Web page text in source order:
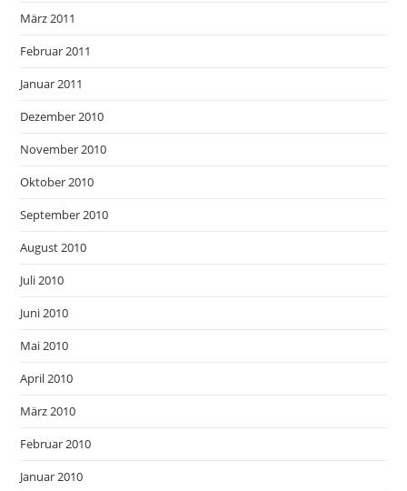
März 2011
Februar 2011
Januar 2011
Dezember 2010
November 2010
Oktober 2010
September 2010
August 2010
Juli 2010
Juni 2010
Mai 2010
April 2010
März 2010
Februar 2010
Januar 2010